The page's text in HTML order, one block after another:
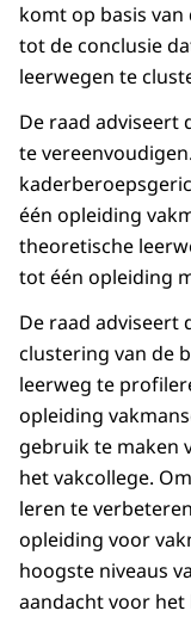
komt op basis van
tot de conclusie
leerwegen te
De raad adviseert
te
één opleiding
theoretische
tot één opleiding
De raad adviseert
clustering van de
leerweg te
opleiding
gebruik te maken
het vakcollege.
leren te
opleiding voor
hoogste niveaus
aandacht voor